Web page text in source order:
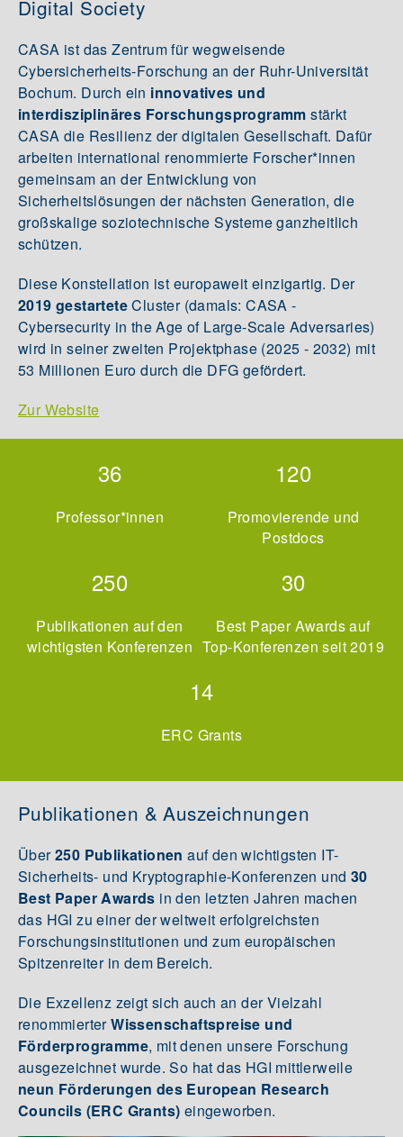
Digital Society
CASA ist das Zentrum für wegweisende
Cybersicherheits-Forschung an der Ruhr-Universität
Bochum. Durch ein innovatives und
interdisziplinäres Forschungsprogramm stärkt
CASA die Resilienz der digitalen Gesellschaft. Dafür
arbeiten international renommierte Forscher*innen
gemeinsam an der Entwicklung von
Sicherheitslösungen der nächsten Generation, die
großskalige soziotechnische Systeme ganzheitlich
schützen.
Diese Konstellation ist europaweit einzigartig. Der
2019 gestarteteCluster (damals: CASA -
Cybersecurity in the Age of Large-Scale Adversaries)
wird in seiner zweiten Projektphase (2025 - 2032) mit
53 Millionen Euro durch die DFG gefördert.
Zur Website
36
Professor*innen
120
Promovierende und
Postdocs
250
Publikationen auf den
wichtigsten Konferenzen
30
Best Paper Awards auf
Top-Konferenzen seit 2019
14
ERC Grants
Publikationen & Auszeichnungen
Über250 Publikationen auf den wichtigsten IT-
Sicherheits- und Kryptographie-Konferenzen und 30
Best Paper Awards in den letzten Jahren machen
das HGI zu einer der weltweit erfolgreichsten
Forschungsinstitutionen und zum europäischen
Spitzenreiter in dem Bereich.
Die Exzellenz zeigt sich auch an der Vielzahl
renommierterWissenschaftspreise und
Förderprogramme, mit denen unsere Forschung
ausgezeichnet wurde. So hat das HGI mittlerweile
neun Förderungen des European Research
Councils (ERC Grants) eingeworben.